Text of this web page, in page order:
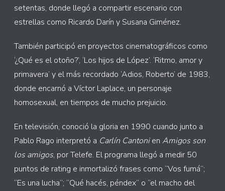
setentas, donde llegó a compartir escenario con
estrellas como Ricardo Darín y Susana Giménez.
También participó en proyectos cinematográficos como
‘¿Qué es el otoño?’, ‘Los hijos de López’. ‘Ritmo, amor y
primavera’ y el más recordado ‘Adios, Roberto’ de 1983,
donde encarnó a Víctor Laplace, un personaje
homosexual, en tiempos de mucho prejuicio.
En televisión, conoció la gloria en 1990 cuando junto a
Pablo Rago interpretó a Carlín Cantonien Amigos son
los amigos, por Telefe. El programa llegó a medir 50
puntos de rating e inmortalizó frases como “Vos fumá”;
“Es una lucha”; “Qué hacés, péndex” o “el macho del